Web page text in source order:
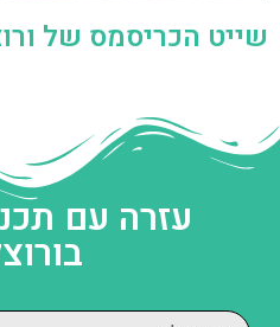
שייט הכריסמס של
עזרה עם